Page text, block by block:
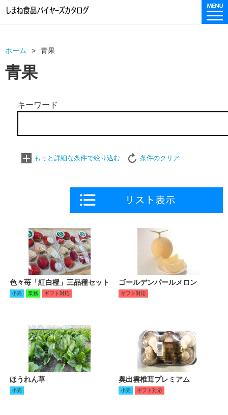
ホーム 青果
青果
キーワード
もっと詳細な条件で絞り込む 条件のクリア
色々苺「紅白橙」三品種セット
小売 業務 ギフト対応
ゴールデンパールメロン
ギフト対応
ほうれん草
小売
奥出雲椎茸プレミアム
小売 ギフト対応